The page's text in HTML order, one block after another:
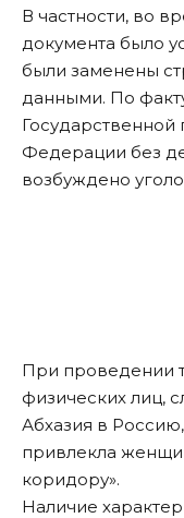
В частности, во
документа было
были заменены
данными. По
Федерации без
возбуждено
При проведении
физических лиц,
Абхазия в
привлекла
коридору».
Наличие